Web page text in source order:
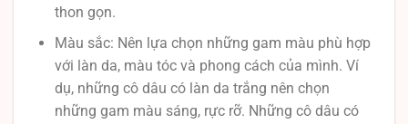
thon gọn.
Màu sắc: Nên lựa chọn những gam màu phù hợp
với làn da, màu tóc và phong cách của mình. Ví
dụ, những cô dâu có làn da trắng nên chọn
những gam màu sáng, rực rỡ. Những cô dâu có